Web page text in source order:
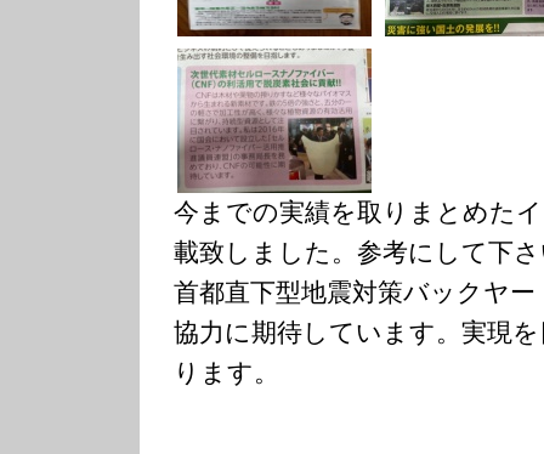
今までの実績を取りまとめた
載致しました。参考にして下
首都直下型地震対策バックヤ
協力に期待しています。実現
ります。